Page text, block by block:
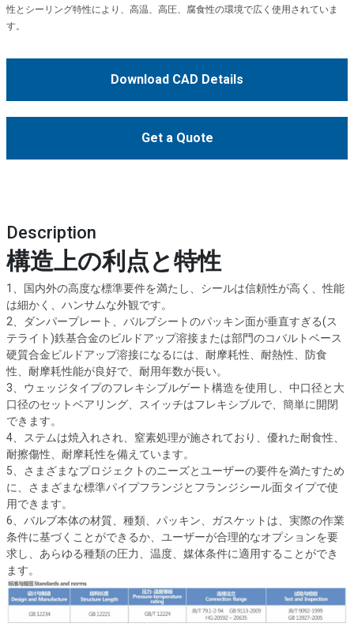
性とシーリング特性により、高温、高圧、腐食性の環境で広く使用されていま
す。
Download CAD Details
Get a Quote
Description
構造上の利点と特性
1、国内外の高度な標準要件を満たし、シールは信頼性が高く、性能
は細かく、ハンサムな外観です。
2、ダンパープレート、バルブシートのパッキン面が垂直すぎる(ス
テライト)鉄基合金のビルドアップ溶接または部門のコバルトベース
硬質合金ビルドアップ溶接になるには、耐摩耗性、耐熱性、防食
性、耐摩耗性能が良好で、耐用年数が長い。
3、ウェッジタイプのフレキシブルゲート構造を使用し、中口径と大
口径のセットベアリング、スイッチはフレキシブルで、簡単に開閉
できます。
4、ステムは焼入れされ、窒素処理が施されており、優れた耐食性、
耐擦傷性、耐摩耗性を備えています。
5、さまざまなプロジェクトのニーズとユーザーの要件を満たすため
に、さまざまな標準パイプフランジとフランジシール面タイプで使
用できます。
6、バルブ本体の材質、種類、パッキン、ガスケットは、実際の作業
条件に基づくことができるか、ユーザーが合理的なオプションを要
求し、あらゆる種類の圧力、温度、媒体条件に適用することができ
ます。